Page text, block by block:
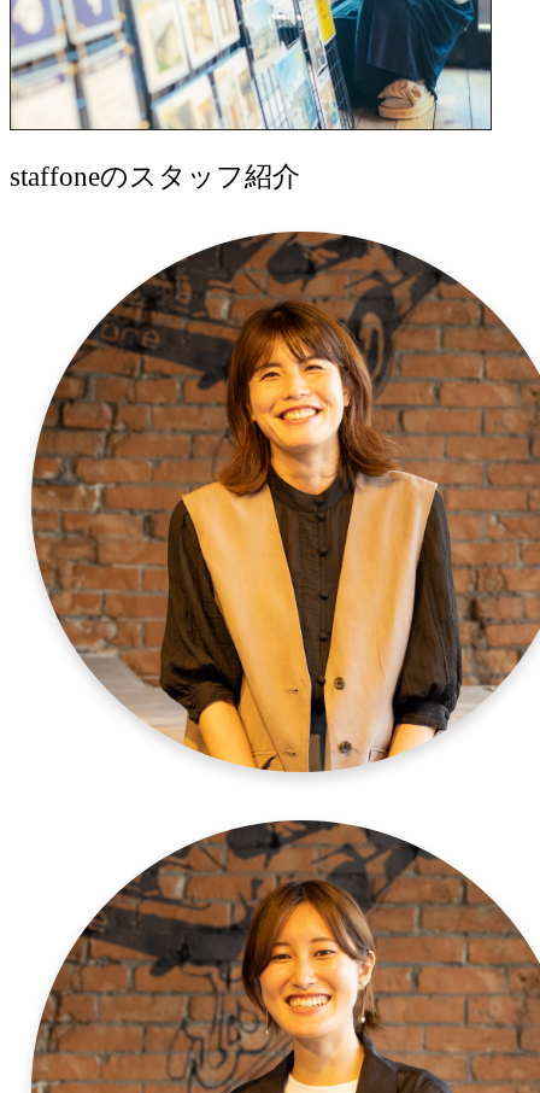
staffoneのスタッフ紹介